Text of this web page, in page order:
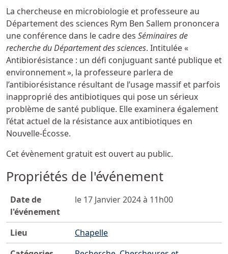
La chercheuse en microbiologie et professeure au
Département des sciences Rym Ben Sallem prononcera
une conférence dans le cadre des Séminaires de
recherche du Département des sciences. Intitulée «
Antibiorésistance : un défi conjuguant santé publique et
environnement », la professeure parlera de
l’antibiorésistance résultant de l’usage massif et parfois
inapproprié des antibiotiques qui pose un sérieux
problème de santé publique. Elle examinera également
l’état actuel de la résistance aux antibiotiques en
Nouvelle-Écosse.
Cet évènement gratuit est ouvert au public.
Propriétés de l'événement
Date de
l'événement
le 17 Janvier 2024 à 11h00
Lieu
Chapelle